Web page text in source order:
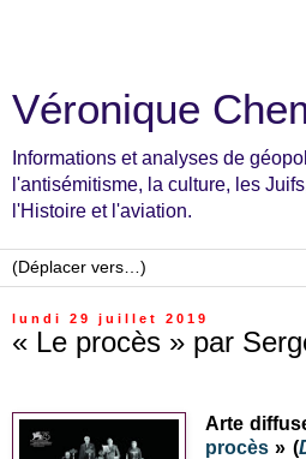
Véronique
Informations et analyses de
l'antisémitisme, la culture, les
l'Histoire et l'aviation.
lundi 29 juillet 2019
« Le procès » par
Arte
procès» (